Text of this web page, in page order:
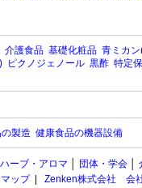
介護食品 基礎化粧品 青ミカ
ピクノジェノール 黒酢 特定
製造 健康食品の機器設備
ハーブ・アロマ 団体・学会
ップ| Zenken株式会社 会